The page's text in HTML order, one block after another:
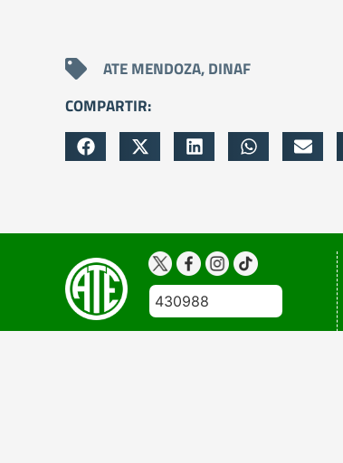
ATE MENDOZA,DINAF
COMPARTIR:
430988